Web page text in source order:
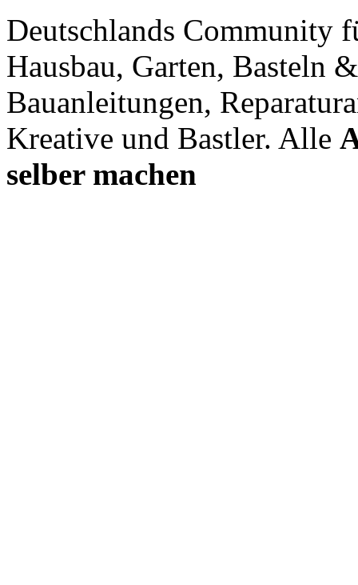
Deutschlands Community
Hausbau, Garten, Basteln
Bauanleitungen,
Kreative und Bastler. Alle
selber machen